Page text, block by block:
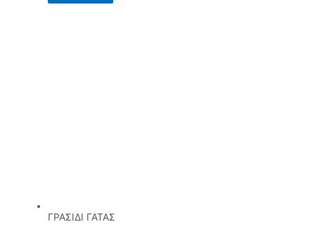
ΓΡΑΣΙΔΙ ΓΑΤΑΣ